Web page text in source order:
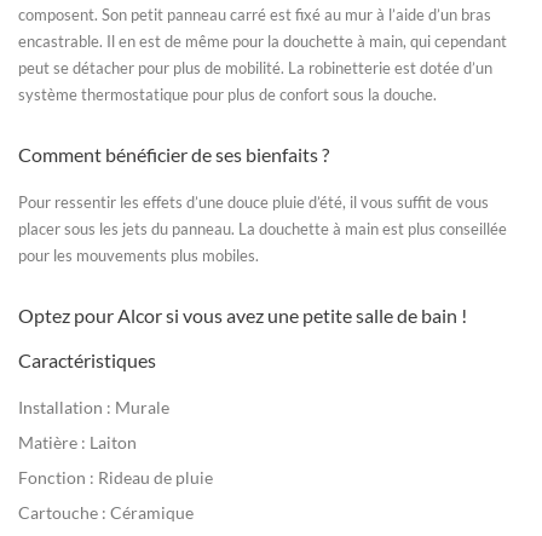
composent. Son petit panneau carré est fixé au mur à l’aide d’un bras
encastrable. Il en est de même pour la douchette à main, qui cependant
peut se détacher pour plus de mobilité. La robinetterie est dotée d’un
système thermostatique pour plus de confort sous la douche.
Comment bénéficier de ses bienfaits ?
Pour ressentir les effets d’une douce pluie d’été, il vous suffit de vous
placer sous les jets du panneau. La douchette à main est plus conseillée
pour les mouvements plus mobiles.
Optez pour Alcor si vous avez une petite salle de bain !
Caractéristiques
Installation : Murale
Matière : Laiton
Fonction : Rideau de pluie
Cartouche : Céramique